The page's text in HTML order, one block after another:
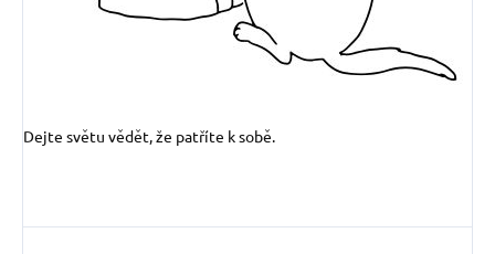
Dejte světu vědět, že patříte k sobě.